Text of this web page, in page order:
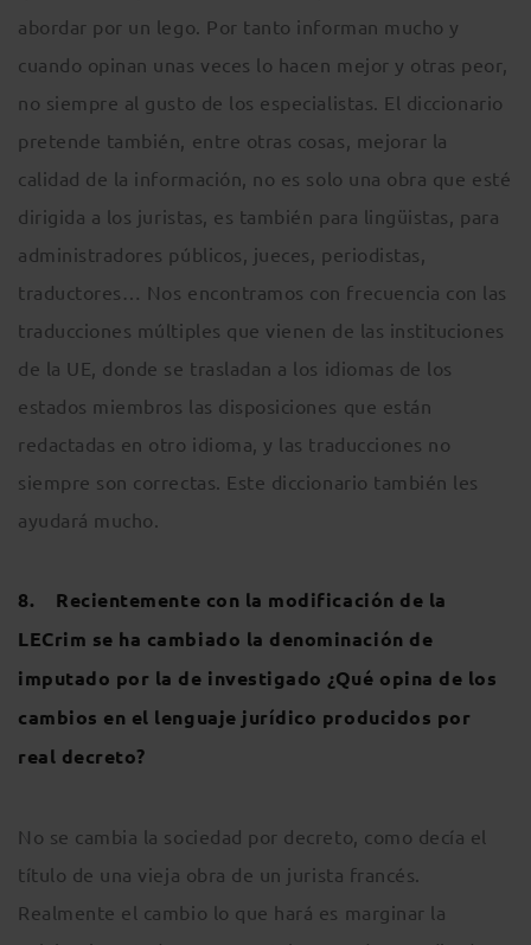
abordar por un lego. Por tanto informan mucho y
cuando opinan unas veces lo hacen mejor y otras peor,
no siempre al gusto de los especialistas. El diccionario
pretende también, entre otras cosas, mejorar la
calidad de la información, no es solo una obra que esté
dirigida a los juristas, es también para lingüistas, para
administradores públicos, jueces, periodistas,
traductores… Nos encontramos con frecuencia con las
traducciones múltiples que vienen de las instituciones
de la UE, donde se trasladan a los idiomas de los
estados miembros las disposiciones que están
redactadas en otro idioma, y las traducciones no
siempre son correctas. Este diccionario también les
ayudará mucho.
8. Recientemente con la modificación de la
LECrim se ha cambiado la denominación de
imputado por la de investigado ¿Qué opina de los
cambios en el lenguaje jurídico producidos por
real decreto?
No se cambia la sociedad por decreto, como decía el
título de una vieja obra de un jurista francés.
Realmente el cambio lo que hará es marginar la